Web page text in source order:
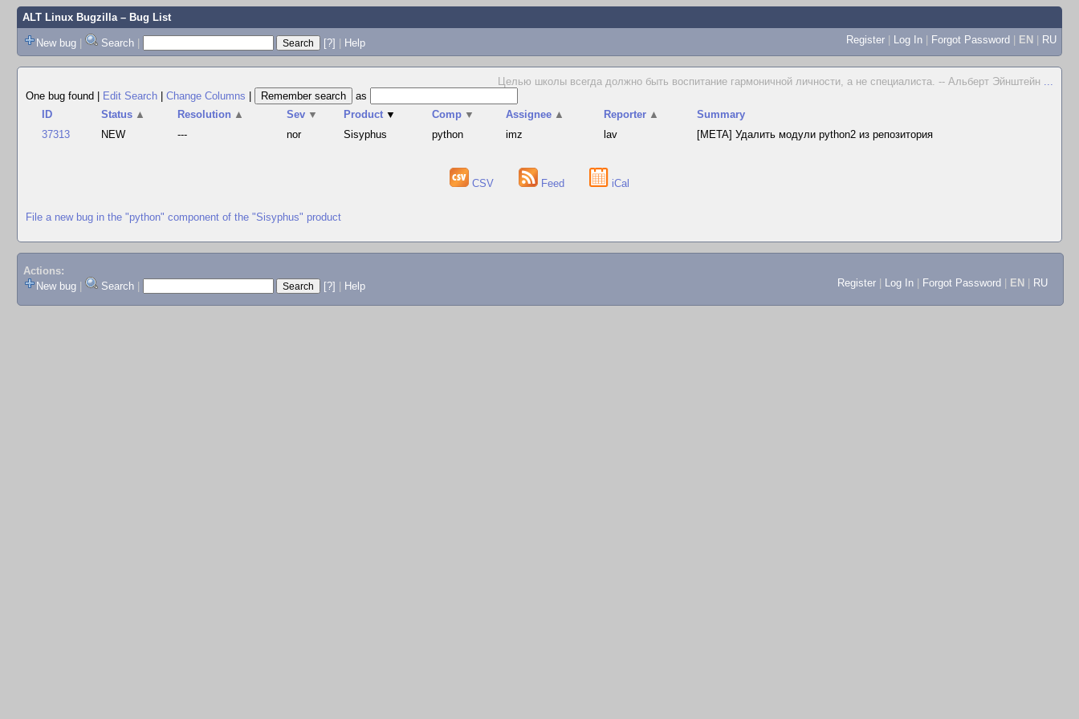
ALT Linux Bugzilla– Bug List
New bug | Search | [?] | Help Register | Log In | Forgot Password | EN | RU
Целью школы всегда должно быть воспитание гармоничной личности, а не специалиста. -- Альберт Эйнштейн ...
One bug found
Edit Search Change Columns
as
ID
Status ▲ Resolution ▲ Sev ▼ Product ▼ Comp ▼ Assignee ▲ Reporter ▲
Summary
37313
NEW --- nor Sisyphus python imz lav [META] Удалить модули python2 из репозитория
CSV Feed iCal
File a new bug in the "python" component of the "Sisyphus" product
Actions:
New bug
Search [?] Help Register Log In Forgot Password EN RU